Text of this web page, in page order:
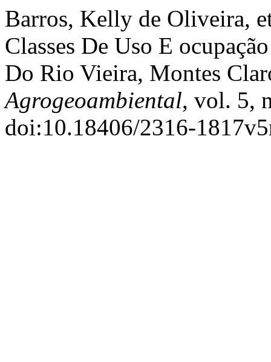
Barros, Kelly de Oliveira,
Classes De Uso E
Do Rio Vieira, Montes
Agrogeoambiental, vol. 5,
doi:10.18406/2316-